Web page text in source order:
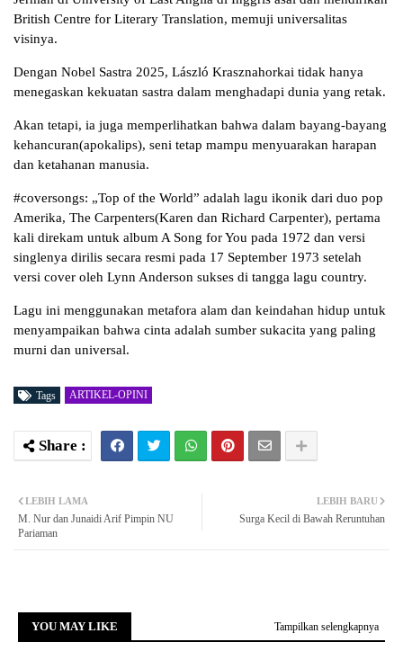
British Centre for Literary Translation, memuji universalitas
visinya.
Dengan Nobel Sastra 2025, László Krasznahorkai tidak hanya
menegaskan kekuatan sastra dalam menghadapi dunia yang retak.
Akan tetapi, ia juga memperlihatkan bahwa dalam bayang-bayang
kehancuran(apokalips), seni tetap mampu menyuarakan harapan
dan ketahanan manusia.
#coversongs: „Top of the World” adalah lagu ikonik dari duo pop
Amerika, The Carpenters(Karen dan Richard Carpenter), pertama
kali direkam untuk album A Song for You pada 1972 dan versi
singlenya dirilis secara resmi pada 17 September 1973 setelah
versi cover oleh Lynn Anderson sukses di tangga lagu country.
Lagu ini menggunakan metafora alam dan keindahan hidup untuk
menyampaikan bahwa cinta adalah sumber sukacita yang paling
murni dan universal.
Tags ARTIKEL-OPINI
LEBIH BARU
Surga Kecil di Bawah Reruntuhan
LEBIH LAMA
M. Nur dan Junaidi Arif Pimpin NU
Pariaman
YOU MAY LIKE Tampilkan selengkapnya